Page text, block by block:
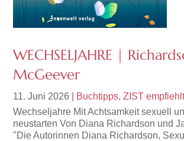
WECHSELJAHRE |
McGeever
11. Juni 2026 Buchtipps,ZIST
Wechseljahre Mit Achtsamkeit sexuell
neustarten Von Diana Richardson und
"Die Autorinnen Diana Richardson,